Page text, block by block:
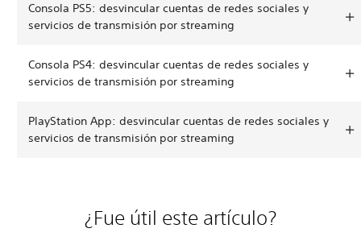
Consola PS5: desvincular cuentas de redes sociales y
servicios de transmisión por streaming
Consola PS4: desvincular cuentas de redes sociales y
servicios de transmisión por streaming
PlayStation App: desvincular cuentas de redes sociales y
servicios de transmisión por streaming
¿Fue útil este artículo?